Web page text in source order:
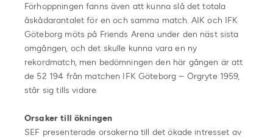
Förhoppningen fanns även att kunna slå det totala
åskådarantalet för en och samma match. AIK och IFK
Göteborg möts på Friends Arena under den näst sista
omgången, och det skulle kunna vara en ny
rekordmatch, men bedömningen den här gången är att
de 52 194 från matchen IFK Göteborg – Örgryte 1959,
står sig tills vidare.
Orsaker till ökningen
SEF presenterade orsakerna till det ökade intresset av